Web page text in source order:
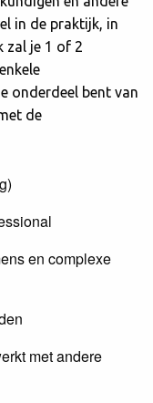
in de praktijk, in
zal je 1 of 2
onderdeel bent van
de
en complexe
met andere